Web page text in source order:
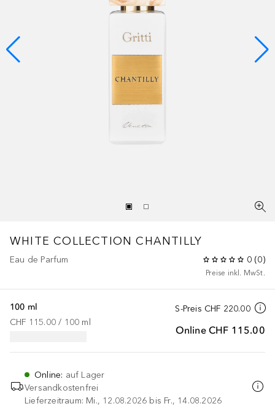
WHITE COLLECTION CHANTILLY
Eau de Parfum 0 (0)
Preise inkl. MwSt.
S-Preis CHF 220.00
Online CHF 115.00
100 ml
CHF 115.00 / 100 ml
Online: auf Lager
Versandkostenfrei
Lieferzeitraum: Mi., 12.08.2026 bis Fr., 14.08.2026